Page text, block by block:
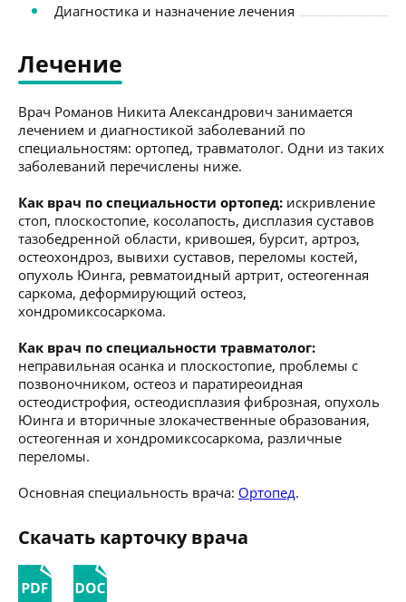
Диагностика и назначение лечения
Лечение
Врач Романов Никита Александрович занимается
лечением и диагностикой заболеваний по
специальностям: ортопед, травматолог. Одни из таких
заболеваний перечислены ниже.
Как врач по специальности ортопед: искривление
стоп, плоскостопие, косолапость, дисплазия суставов
тазобедренной области, кривошея, бурсит, артроз,
остеохондроз, вывихи суставов, переломы костей,
опухоль Юинга, ревматоидный артрит, остеогенная
саркома, деформирующий остеоз,
хондромиксосаркома.
Как врач по специальности травматолог:
неправильная осанка и плоскостопие, проблемы с
позвоночником, остеоз и паратиреоидная
остеодистрофия, остеодисплазия фиброзная, опухоль
Юинга и вторичные злокачественные образования,
остеогенная и хондромиксосаркома, различные
переломы.
Основная специальность врача: Ортопед.
Скачать карточку врача